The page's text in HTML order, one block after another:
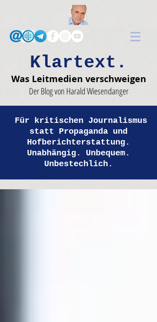
Klartext.
Was Leitmedien verschweigen
Der Blog von Harald Wiesendanger
Für kritischen Journalismus
statt Propaganda und
Hofberichterstattung.
Unabhängig. Unbequem.
Unbestechlich.